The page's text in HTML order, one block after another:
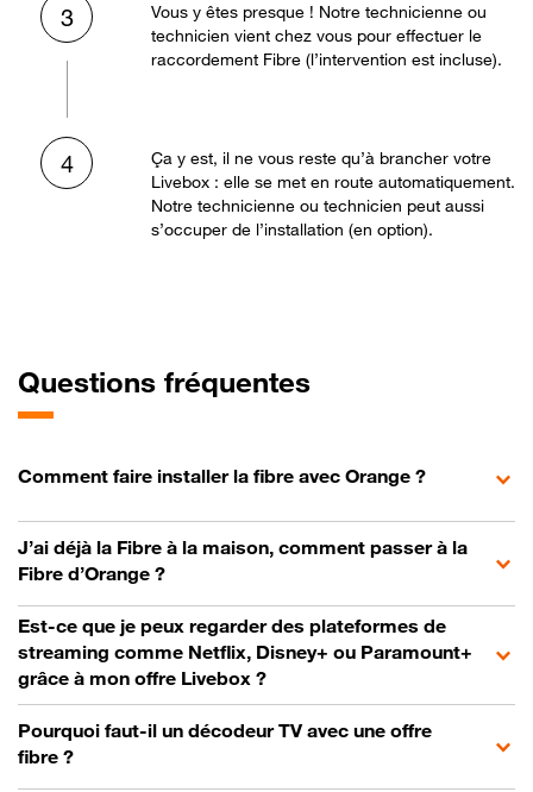
3
Vous y êtes presque ! Notre technicienne ou
technicien vient chez vous pour effectuer le
raccordement Fibre (l’intervention est incluse).
4
Ça y est, il ne vous reste qu’à brancher votre
Livebox : elle se met en route automatiquement.
Notre technicienne ou technicien peut aussi
s’occuper de l’installation (en option).
Questions fréquentes
Comment faire installer la fibre avec Orange ?
J’ai déjà la Fibre à la maison, comment passer à la
Fibre d’Orange ?
Est-ce que je peux regarder des plateformes de
streaming comme Netflix, Disney+ ou Paramount+
grâce à mon offre Livebox ?
Pourquoi faut-il un décodeur TV avec une offre
fibre ?